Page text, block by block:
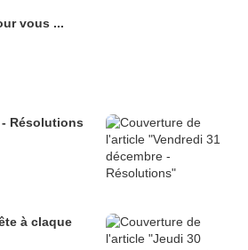
vous ...
- Résolutions
à claque